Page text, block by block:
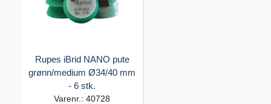
Rupes iBrid NANO pute
grønn/medium Ø34/40 mm
- 6 stk.
Varenr.: 40728